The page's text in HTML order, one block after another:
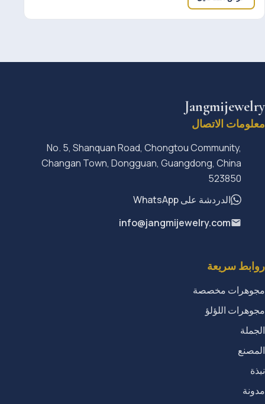
Jangmijewelry
معلومات الاتصال
No. 5, Shanquan Road, Chongtou Community,
Changan Town, Dongguan, Guangdong, China
523850
الدردشة على WhatsApp
info@jangmijewelry.com
روابط سريعة
مجوهرات مخصصة
مجوهرات اللؤلؤ
الجملة
المصنع
نبذة
مدونة